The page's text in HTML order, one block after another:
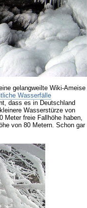
gelangweilte Wiki-Ameise
Wasserfälle
dass es in Deutschland
Wasserstürze von
Meter freie Fallhöhe haben,
von 80 Metern. Schon gar